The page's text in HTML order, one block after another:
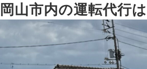
岡山市内の運転代行は